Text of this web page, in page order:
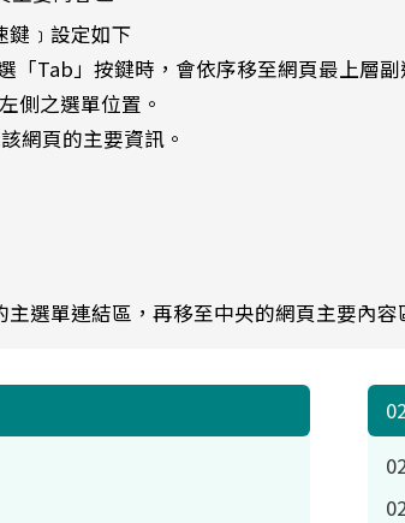
鍵﹞設定如下
「Tab」按鍵時，會依序移至網頁最上層副
側之選單位置。
網頁的主要資訊。
選單連結區，再移至中央的網頁主要內